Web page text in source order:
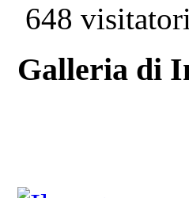
648
Galleria di